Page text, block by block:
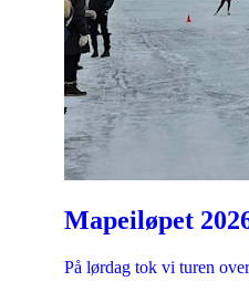
Mapeiløpet
På lørdag tok vi turen